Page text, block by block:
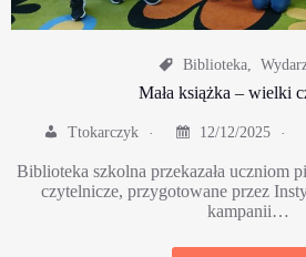
Biblioteka,
Mała książka – wielki
Ttokarczyk 12/12/2025
Biblioteka szkolna przekazała uczniom
czytelnicze, przygotowane przez
kampanii…